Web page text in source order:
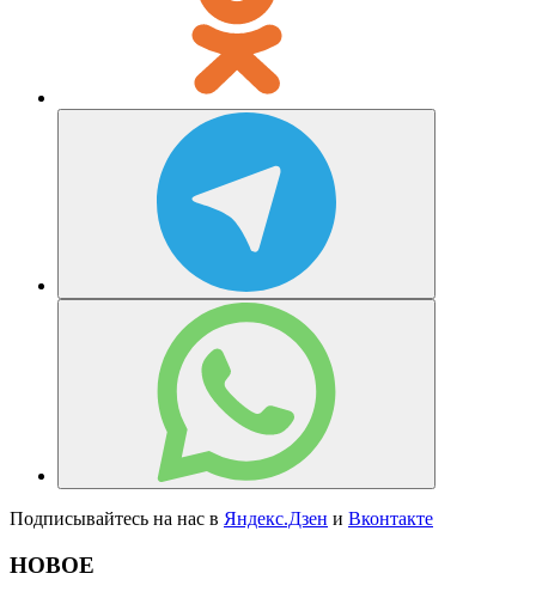
Подписывайтесь на нас в Яндекс.Дзен и Вконтакте
НОВОЕ